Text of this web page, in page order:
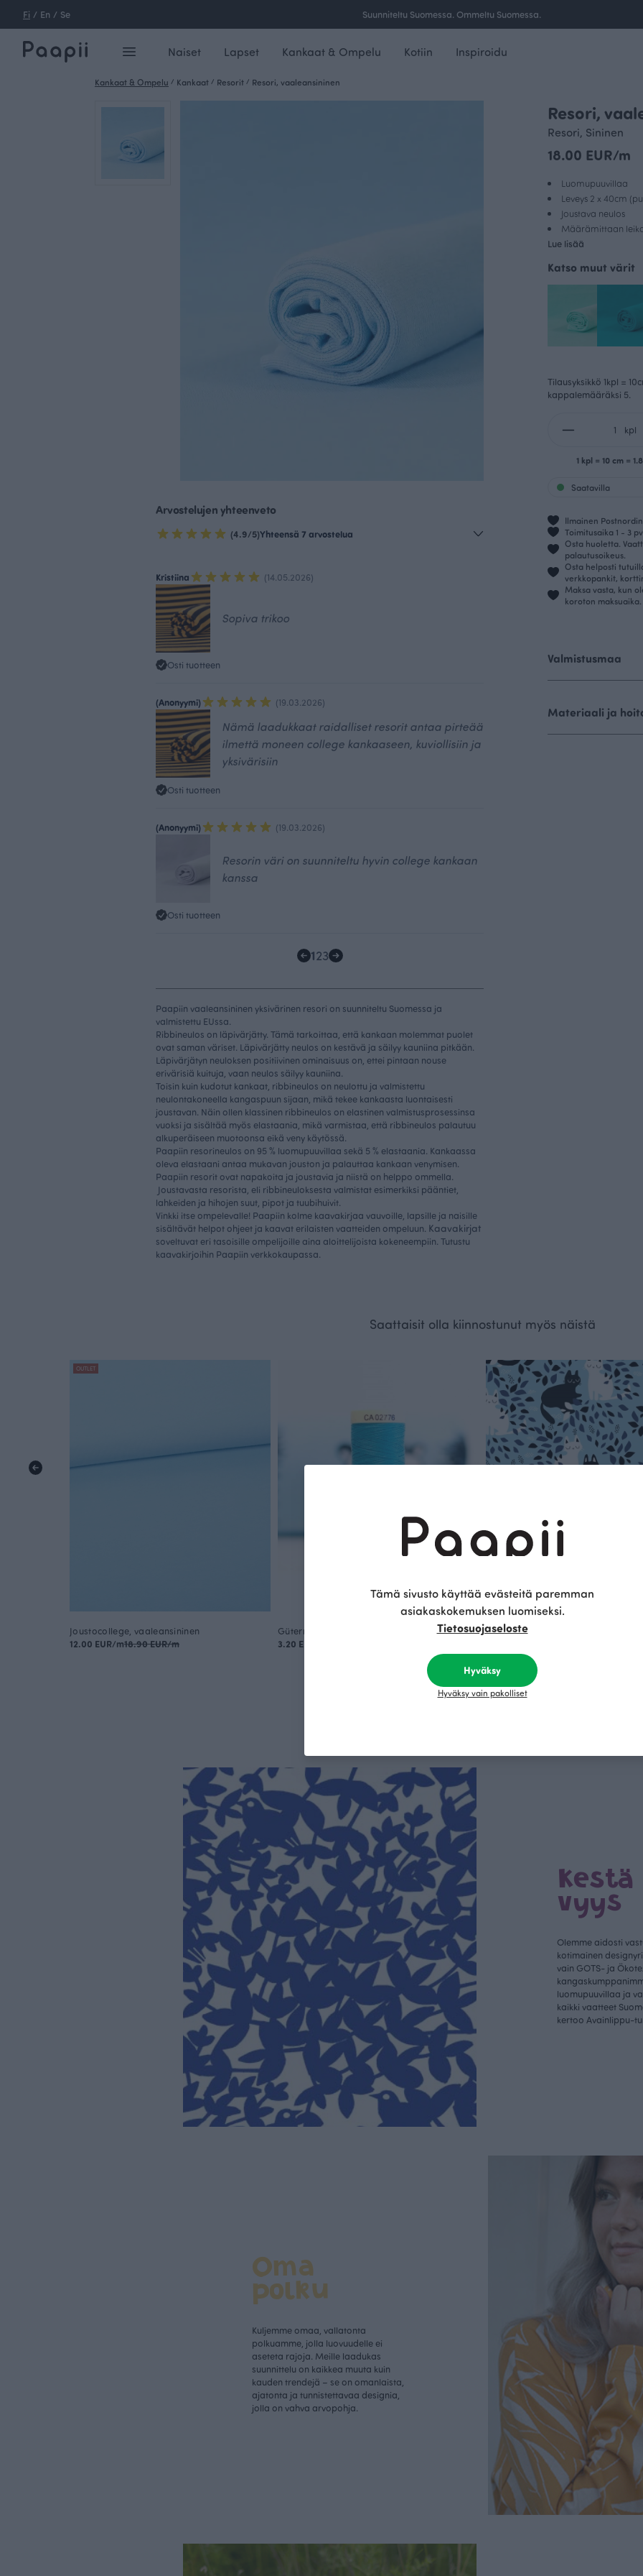
Fi / En / Se Suunniteltu Suomessa. Ommeltu Suomessa.
Naiset Lapset Kankaat & Ompelu Kotiin Inspiroidu
Kankaat & Ompelu / Kankaat / Resorit / Resori, vaaleansininen
Arvostelujen yhteenveto
(4.9/5)Yhteensä 7 arvostelua
Kristiina (14.05.2026)
Sopiva trikoo
Osti tuotteen
(Anonyymi) (19.03.2026)
Nämä laadukkaat raidalliset resorit antaa pirteää
ilmettä moneen college kankaaseen, kuviollisiin ja
yksivärisiin
Osti tuotteen
(Anonyymi) (19.03.2026)
Resorin väri on suunniteltu hyvin college kankaan
kanssa
Osti tuotteen
123
Paapiin vaaleansininen yksivärinen resori on suunniteltu Suomessa ja
valmistettu EUssa.
Ribbineulos on läpivärjätty. Tämä tarkoittaa, että kankaan molemmat puolet
ovat saman väriset. Läpivärjätty neulos on kestävä ja säilyy kauniina pitkään.
Läpivärjätyn neuloksen positiivinen ominaisuus on, ettei pintaan nouse
erivärisiä kuituja, vaan neulos säilyy kauniina.
Toisin kuin kudotut kankaat, ribbineulos on neulottu ja valmistettu
neulontakoneella kangaspuun sijaan, mikä tekee kankaasta luontaisesti
joustavan. Näin ollen klassinen ribbineulos on elastinen valmistusprosessinsa
vuoksi ja sisältää myös elastaania, mikä varmistaa, että ribbineulos palautuu
alkuperäiseen muotoonsa eikä veny käytössä.
Paapiin resorineulos on 95 % luomupuuvillaa sekä 5 % elastaania. Kankaassa
oleva elastaani antaa mukavan jouston ja palauttaa kankaan venymisen.
Paapiin resorit ovat napakoita ja joustavia ja niistä on helppo ommella.
Joustavasta resorista, eli ribbineuloksesta valmistat esimerkiksi pääntiet,
lahkeiden ja hihojen suut, pipot ja tuubihuivit.
Vinkki itse ompelevalle! Paapiin kolme kaavakirjaa vauvoille, lapsille ja naisille
sisältävät helpot ohjeet ja kaavat erilaisten vaatteiden ompeluun. Kaavakirjat
soveltuvat eri tasoisille ompelijoille aina aloittelijoista kokeneempiin. Tutustu
kaavakirjoihin Paapiin verkkokaupassa.
Resori,
Resori, Sininen
18.00 EUR/m
Luomupuuvillaa
Leveys 2 x 40cm
Joustava neulos
Määrämittaan
Lue lisää
Katso muut värit
Tilausyksikkö 1kpl =
kappalemääräksi 5.
kpl
1 kpl = 10 cm =
Saatavilla
Ilmainen
Toimitusaika 1 - 3 pv
Osta huoletta.
palautusoikeus.
Osta helposti
verkkopankit,
Maksa vasta, kun
koroton maksuaika.
Valmistusmaa
Materiaali ja
Saattaisit olla kiinnostunut myös näistä
OUTLET
Joustocollege, vaaleansininen
12.00 EUR/m18.90 EUR/m
Gütermann ompelulanka, vaaleansininen 385
3.20 EUR
Piilo joustocollege, vaaleansininen
Kestä
vyys
Olemme aidosti
kotimainen
vain GOTS- ja
luomupuuvillaa ja
kaikki vaatteet
kertoo Avainlippu-
Oma
polku
Kuljemme omaa, vallatonta
polkuamme, jolla luovuudelle ei
aseteta rajoja. Meille laadukas
suunnittelu on kaikkea muuta kuin
kauden trendejä – se on omanlaista,
ajatonta ja tunnistettavaa designia,
jolla on vahva arvopohja.
Tämä sivusto käyttää evästeitä paremman
asiakaskokemuksen luomiseksi.
Tietosuojaseloste
Hyväksy
Hyväksy vain pakolliset